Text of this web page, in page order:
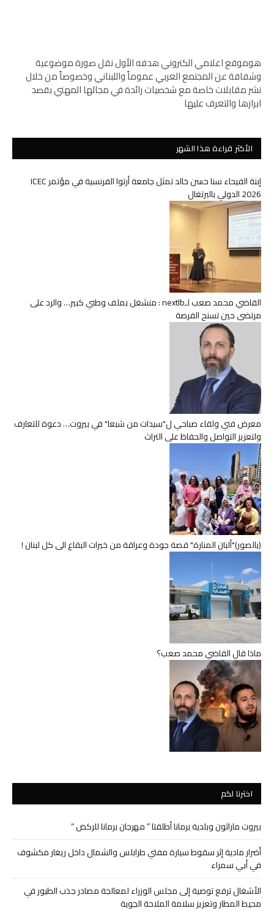
هوموقع اعلامي الكتروني هدفه الأول نقل صورة موضوعية
وشفافة عن المجتمع العربي عموماً واللبناني وخصوصاً من خلال
نشر مقابلات خاصة مع شخصيات رائدة في مجالها المهني بقصد
ابرازها والتعرف عليها
الأكثر قراءة هذا الشهر
إبنة الفيحاء سنا حسن خالد تمثل جامعة أرتوا الفرنسية في مؤتمر ICEC
2026 الدولي بالبرتغال
القاضي محمد صعب لـnextlb : منشغل بملف وطني كبير… والرد على
مرتضى حين تسنح الفرصة
معرض فني ولقاء صباحي ل"سيدات من شبعا" في بيروت… دعوة للتعارف
ولتعزيز التواصل والحفاظ على التراث
(بالصور)"ألبان المنارة" قصة جودة وعراقة من خيرات البقاع الى كل لبنان !
ماذا قال القاضي محمد صعب؟
اخترنا لكم
بيروت ماراثون وبلدية برمانا أطلقتا ” مهرجان برمانا للركض “
أضرار مادية إثر سقوط سيارة مفتي طرابلس والشمال داخل ريغار مكشوف
في أبي سمراء
الأشغال ترفع توصية إلى مجلس الوزراء لمعالجة مصادر جذب الطيور في
محيط المطار وتعزيز سلامة الملاحة الجوية